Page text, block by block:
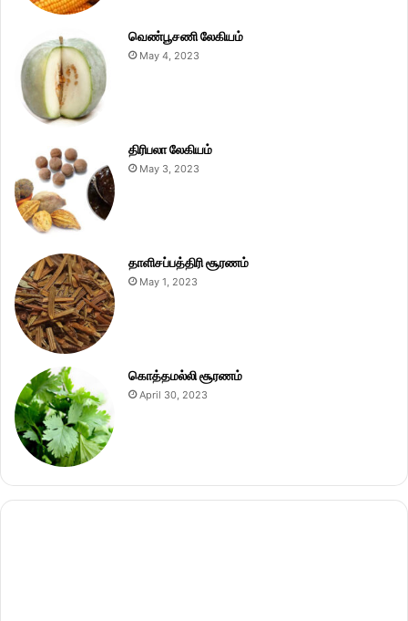
வெண்பூசணி லேகியம்
May 4, 2023
திரிபலா லேகியம்
May 3, 2023
தாளிசப்பத்திரி சூரணம்
May 1, 2023
கொத்தமல்லி சூரணம்
April 30, 2023